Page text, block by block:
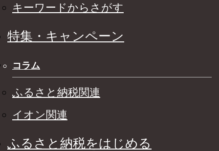
キーワードからさがす
特集・キャンペーン
コラム
ふるさと納税関連
イオン関連
ふるさと納税をはじめる